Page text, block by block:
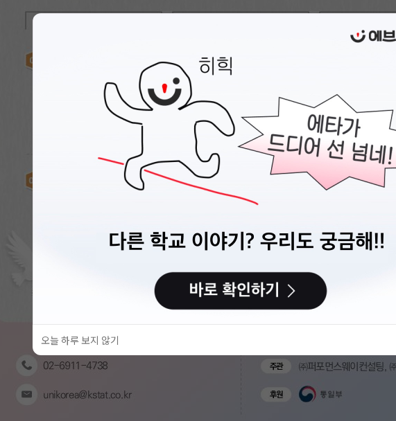
오늘 하루 보지 않기